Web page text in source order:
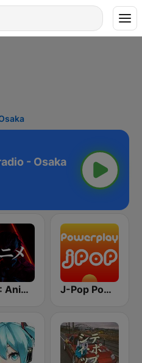
- Osaka
BOX : Anime Radio -アニメラジオ J-Pop Powerplay